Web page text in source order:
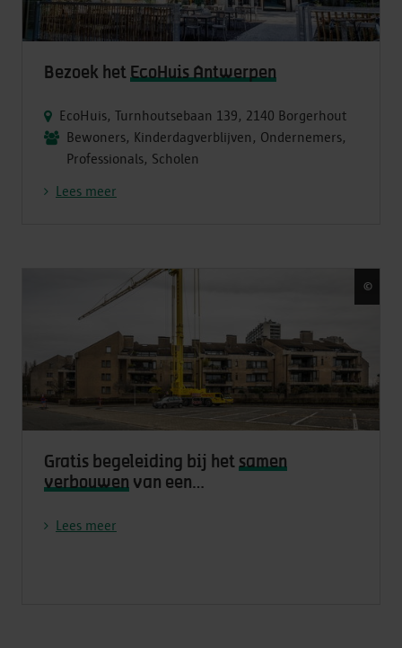
Bezoek het EcoHuis Antwerpen
EcoHuis, Turnhoutsebaan 139, 2140 Borgerhout
Bewoners, Kinderdagverblijven, Ondernemers,
Professionals, Scholen
Lees meer
©
Gratis begeleiding bij het samen
verbouwen van een
Lees meer